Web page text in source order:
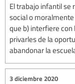
El trabajo infantil se
social o
que b) interfiere con
privarles de la
abandonar la
3 diciembre 2020